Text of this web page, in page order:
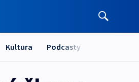
Kultura Podcasty